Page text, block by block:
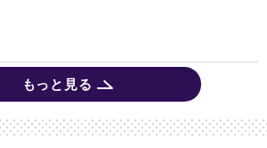
もっと見る